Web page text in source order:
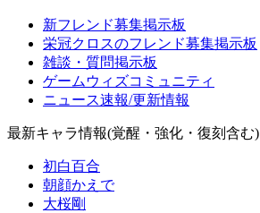
新フレンド募集掲示板
栄冠クロスのフレンド募集掲示板
雑談・質問掲示板
ゲームウィズコミュニティ
ニュース速報/更新情報
最新キャラ情報(覚醒・強化・復刻含む)
初白百合
朝顔かえで
大桜剛